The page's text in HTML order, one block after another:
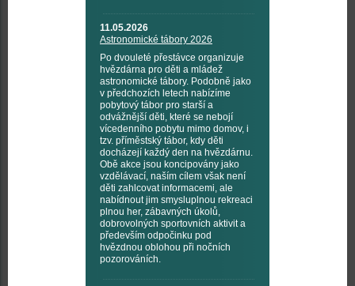
11.05.2026
Astronomické tábory 2026
Po dvouleté přestávce organizuje
hvězdárna pro děti a mládež
astronomické tábory. Podobně jako
v předchozích letech nabízíme
pobytový tábor pro starší a
odvážnější děti, které se nebojí
vícedenního pobytu mimo domov, i
tzv. příměstský tábor, kdy děti
docházejí každý den na hvězdárnu.
Obě akce jsou koncipovány jako
vzdělávací, naším cílem však není
děti zahlcovat informacemi, ale
nabídnout jim smysluplnou rekreaci
plnou her, zábavných úkolů,
dobrovolných sportovních aktivit a
především odpočinku pod
hvězdnou oblohou při nočních
pozorováních.